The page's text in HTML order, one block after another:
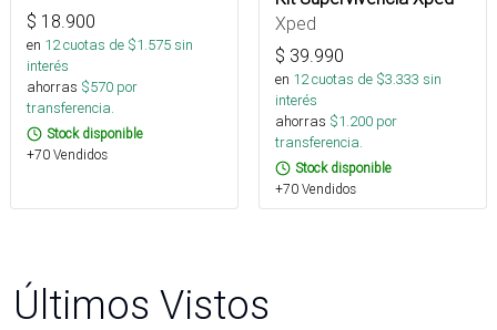
$ 18.900
en 12cuotas de $1.575sin
interés
ahorras $570 por
transferencia.
Stock disponible
+70 Vendidos
Xped
$ 39.990
en 12cuotas de $3.333 sin
interés
ahorras $1.200 por
transferencia.
Stock disponible
+70 Vendidos
Últimos Vistos